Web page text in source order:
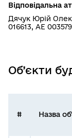
Відповідальна
Дячук Юрій
016613, АЕ
Об’єкти
# Назва